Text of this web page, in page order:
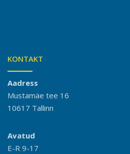
KONTAKT
Aadress
Mustamäe tee 16
10617 Tallinn
Avatud
E-R 9-17